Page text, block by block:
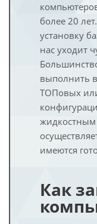
более 20
установку
нас уходит
выполнить
ТОПовых
имеются
Как